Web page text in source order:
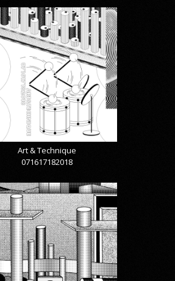
Art & Technique
071617182018